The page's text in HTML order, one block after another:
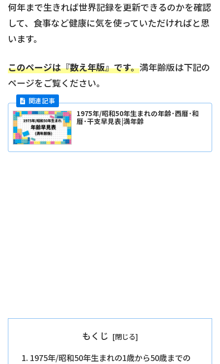
何年まで生きれば世界記録を更新できるのかを確認
して、食事など健康に気を使っていただければと思
います。
このページは『数え年版』です。満年齢版は下記の
ページをご覧ください。
1975年/昭和50年生まれの年齢･西暦･和
暦･干支早見表|満年齢
もくじ
1975年/昭和50年生まれの1歳から50歳までの